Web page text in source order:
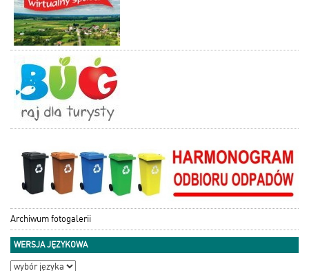
Archiwum fotogalerii
WERSJA JĘZYKOWA